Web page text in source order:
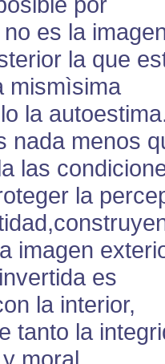
es la
la que
mismìsima
la
nada menos
las
la
imagen
es
la interior,
tanto la